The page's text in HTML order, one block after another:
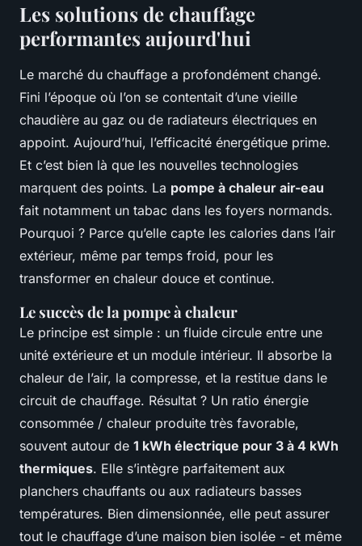
Les solutions de chauffage
performantes aujourd'hui
Le marché du chauffage a profondément changé.
Fini l’époque où l’on se contentait d’une vieille
chaudière au gaz ou de radiateurs électriques en
appoint. Aujourd’hui, l’efficacité énergétique prime.
Et c’est bien là que les nouvelles technologies
marquent des points. La pompe à chaleur air-eau
fait notamment un tabac dans les foyers normands.
Pourquoi ? Parce qu’elle capte les calories dans l’air
extérieur, même par temps froid, pour les
transformer en chaleur douce et continue.
Le succès de la pompe à chaleur
Le principe est simple : un fluide circule entre une
unité extérieure et un module intérieur. Il absorbe la
chaleur de l’air, la compresse, et la restitue dans le
circuit de chauffage. Résultat ? Un ratio énergie
consommée / chaleur produite très favorable,
souvent autour de 1 kWh électrique pour 3 à 4 kWh
thermiques. Elle s’intègre parfaitement aux
planchers chauffants ou aux radiateurs basses
températures. Bien dimensionnée, elle peut assurer
tout le chauffage d’une maison bien isolée - et même